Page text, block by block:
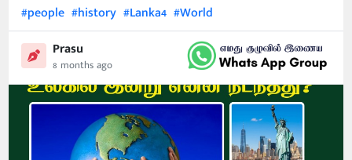
#people #history #Lanka4 #World
Prasu
8 months ago